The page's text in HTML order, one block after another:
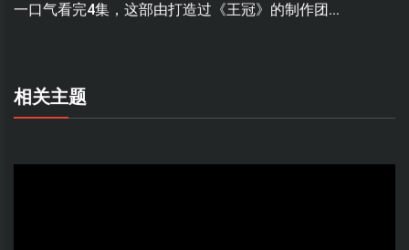
一口气看完4集，这部由打造过《王冠》的制作团...
相关主题